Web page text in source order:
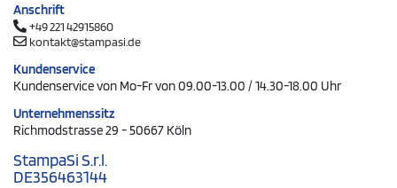
Anschrift
+49 221 42915860
kontakt@stampasi.de
Kundenservice
Kundenservice von Mo-Fr von 09.00-13.00 / 14.30-18.00 Uhr
Unternehmenssitz
Richmodstrasse 29 - 50667 Köln
StampaSi S.r.l.
DE356463144